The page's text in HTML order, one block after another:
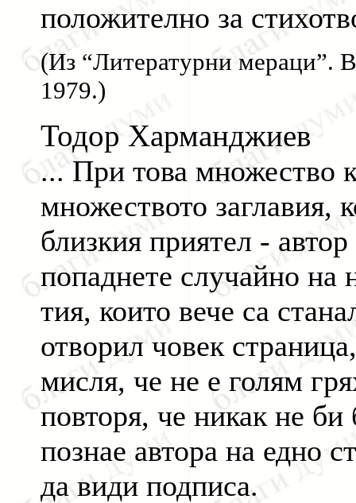
положително за
(Из “Литературни мераци”.
1979.)
Тодор Харманджиев
... При това множество
множеството заглавия,
близкия приятел -
попаднете случайно на
тия, които вече са
отворил човек
мисля, че не е голям
повторя, че никак не
познае автора на едно
да види подписа.